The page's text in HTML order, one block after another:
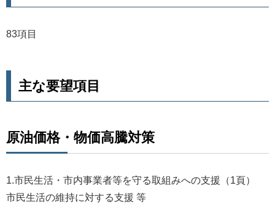
83項目
主な要望項目
原油価格・物価高騰対策
1.市民生活・市内事業者等を守る取組みへの支援（1頁）
市民生活の維持に対する支援 等